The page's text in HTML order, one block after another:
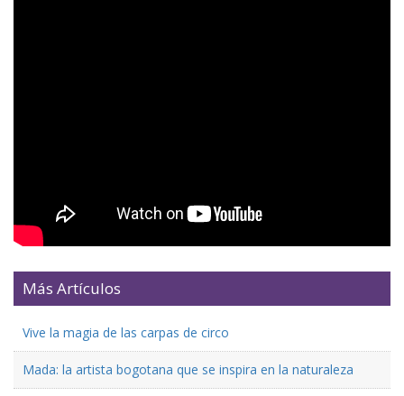
Más Artículos
Vive la magia de las carpas de circo
Mada: la artista bogotana que se inspira en la naturaleza